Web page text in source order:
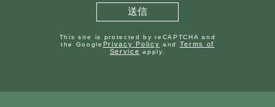
This site is protected by reCAPTCHA and
the Google Privacy Policy and Terms of
Service apply.